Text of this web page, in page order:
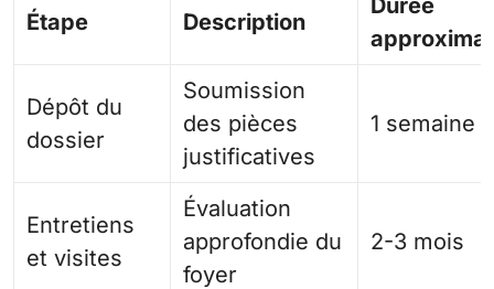
Étape Description
Dépôt du
dossier
Soumission
des pièces
justificatives
1 semaine
Entretiens
et visites
Évaluation
approfondie du
foyer
2-3 mois